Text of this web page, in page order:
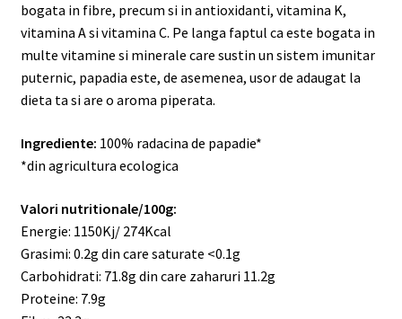
bogata in fibre, precum si in antioxidanti, vitamina K,
vitamina A si vitamina C. Pe langa faptul ca este bogata in
multe vitamine si minerale care sustin un sistem imunitar
puternic, papadia este, de asemenea, usor de adaugat la
dieta ta si are o aroma piperata.
Ingrediente: 100% radacina de papadie*
*din agricultura ecologica
Valori nutritionale/100g:
Energie: 1150Kj/ 274Kcal
Grasimi: 0.2g din care saturate <0.1g
Carbohidrati: 71.8g din care zaharuri 11.2g
Proteine: 7.9g